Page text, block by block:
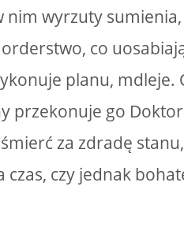
nim wyrzuty
co
planu, mdleje.
przekonuje go
za zdradę
czy jednak